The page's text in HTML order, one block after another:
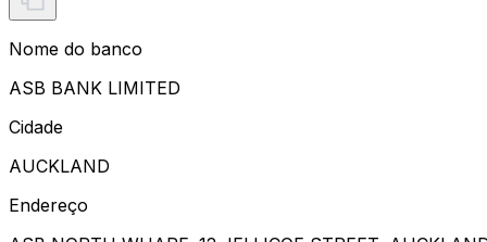
Nome do banco
ASB BANK LIMITED
Cidade
AUCKLAND
Endereço